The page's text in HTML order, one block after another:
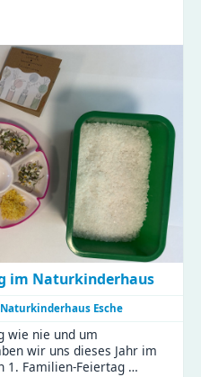
im Naturkinderhaus
Naturkinderhaus Esche
wie nie und um
wir uns dieses Jahr im
1. Familien-Feiertag …